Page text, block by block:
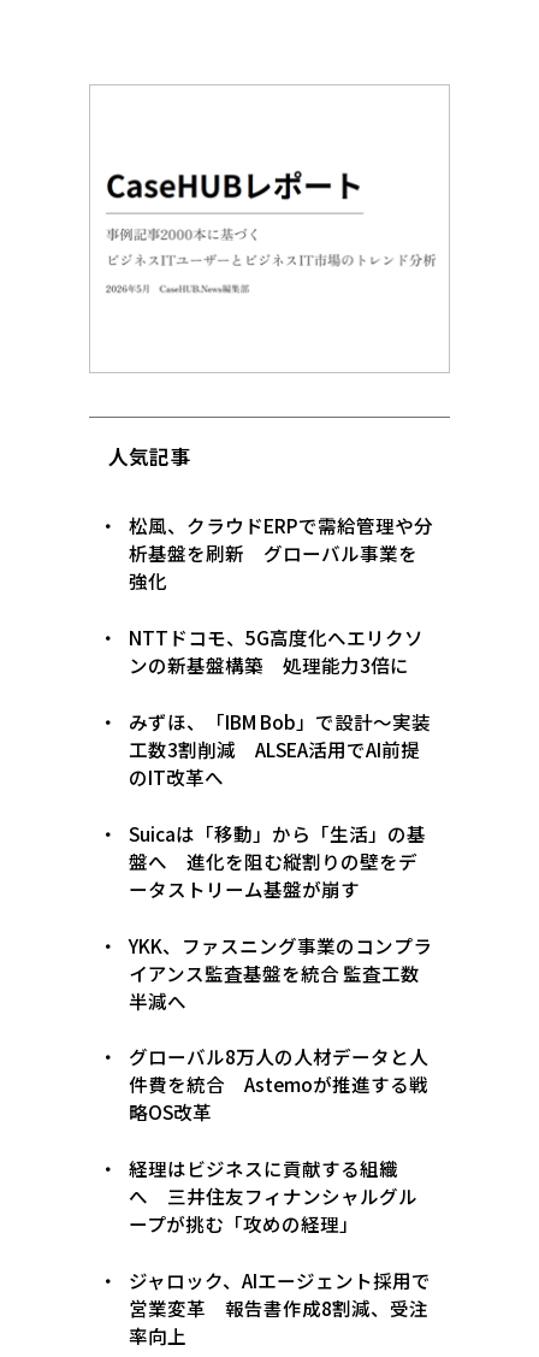
人気記事
松風、クラウドERPで需給管理や分
析基盤を刷新 グローバル事業を
強化
NTTドコモ、5G高度化へエリクソ
ンの新基盤構築 処理能力3倍に
みずほ、「IBM Bob」で設計〜実装
工数3割削減 ALSEA活用でAI前提
のIT改革へ
Suicaは「移動」から「生活」の基
盤へ 進化を阻む縦割りの壁をデ
ータストリーム基盤が崩す
YKK、ファスニング事業のコンプラ
イアンス監査基盤を統合 監査工数
半減へ
グローバル8万人の人材データと人
件費を統合 Astemoが推進する戦
略OS改革
経理はビジネスに貢献する組織
へ 三井住友フィナンシャルグル
ープが挑む「攻めの経理」
ジャロック、AIエージェント採用で
営業変革 報告書作成8割減、受注
率向上